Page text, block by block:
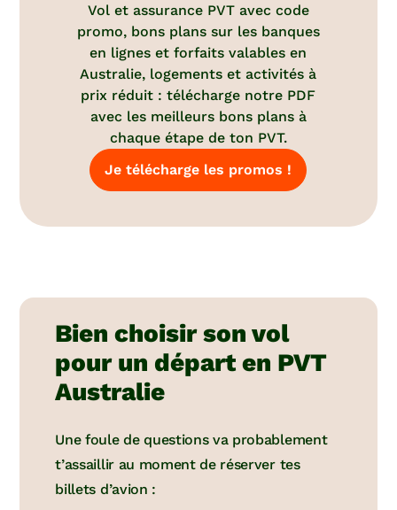
Vol et assurance PVT avec code
promo, bons plans sur les banques
en lignes et forfaits valables en
Australie, logements et activités à
prix réduit : télécharge notre PDF
avec les meilleurs bons plans à
chaque étape de ton PVT.
Je télécharge les promos !
Bien choisir son vol
pour un départ en PVT
Australie
Une foule de questions va probablement
t’assaillir au moment de réserver tes
billets d’avion :